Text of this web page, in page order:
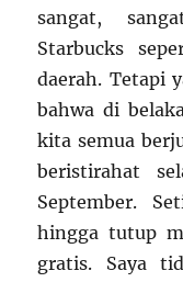
sangat,
Starbucks
daerah. Tetapi
bahwa di
kita semua
beristirahat
September.
hingga tutup
gratis. Saya